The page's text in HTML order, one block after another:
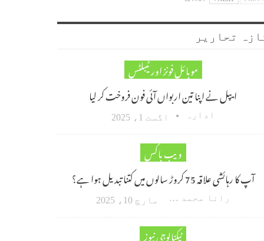
تحاریر
موبائل فونز اور ٹیبلٹس
ایپل نے اپنا تین اربواں آئی فون فروخت کر لیا
ادارہ اگست 1، 2025
ویب باکس
آپ کا رہائشی علاقہ 75 کروڑ سالوں میں کتنا تبدیل ہوا ہے؟
رانا محمد امین اکبر مارچ 10، 2025
ٹیکنالوجی نیوز